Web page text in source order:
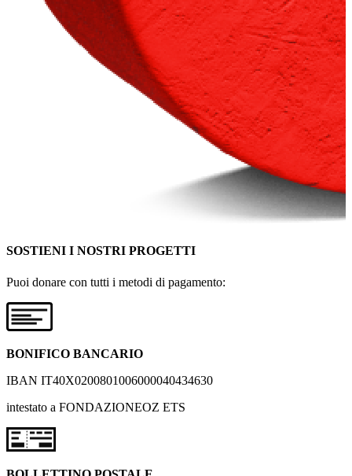
SOSTIENI I NOSTRI PROGETTI
Puoi donare con tutti i metodi di pagamento:
BONIFICO BANCARIO
IBAN IT40X0200801006000040434630
intestato a FONDAZIONEOZ ETS